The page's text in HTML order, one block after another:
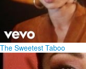
The Sweetest Taboo